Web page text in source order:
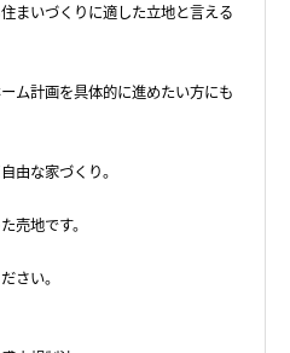
まいづくりに適した立地と言える
ム計画を具体的に進めたい方にも
由な家づくり。
売地です。
さい。